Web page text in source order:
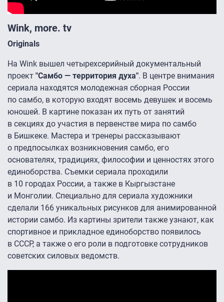
Wink, more. tv
Originals
На Wink вышел четырехсерийный документальный
проект "Самбо — территория духа". В центре внимания
сериала находятся молодежная сборная России
по самбо, в которую входят восемь девушек и восемь
юношей. В картине показан их путь от занятий
в секциях до участия в первенстве мира по самбо
в Бишкеке. Мастера и тренеры рассказывают
о предпосылках возникновения самбо, его
основателях, традициях, философии и ценностях этого
единоборства. Съемки сериала проходили
в 10 городах России, а также в Кыргызстане
и Монголии. Специально для сериала художники
сделали 166 уникальных рисунков для анимированной
истории самбо. Из картины зрители также узнают, как
спортивное и прикладное единоборство появилось
в СССР, а также о его роли в подготовке сотрудников
советских силовых ведомств.